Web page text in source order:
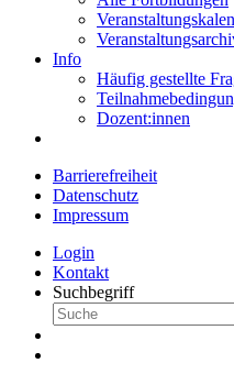
Info
Häufig gestellte
Dozent:innen
Barrierefreiheit
Datenschutz
Impressum
Login
Kontakt
Suchbegriff